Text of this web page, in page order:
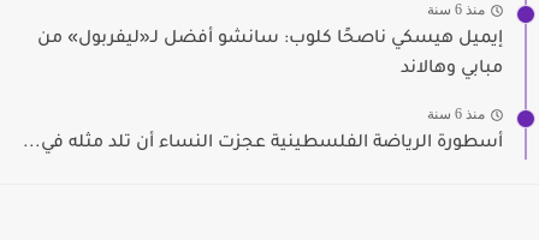
منذ 6 سنة
إيميل هيسكي ناصحًا كلوب: سانشو أفضل لـ«ليفربول» من
مبابي وهالاند
منذ 6 سنة
أسطورة الرياضة الفلسطينية عجزت النساء أن تلد مثله في...